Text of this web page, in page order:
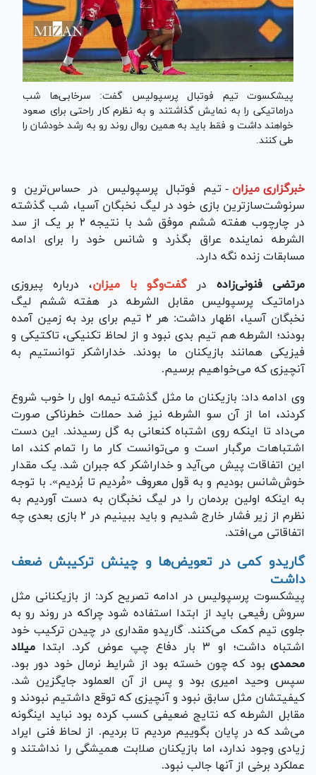
پیشکسوت تیم فوتبال پرسپولیس گفت: سرخابی‌ها شب
دراماتیکی را به نمایش گذاشتند و به نظرم کار راحتی برای صعود
خواهند داشت و فقط باید به همین روال روند رو به رشد خودشان را
طی کنند.
خبرگزاری میزان - تیم فوتبال پرسپولیس در حساس‌ترین و
سرنوشت‌سازترین بازی خود در لیگ نخبگان آسیا، شب گذشته
در چارچوب هفته ششم موفق شد با نتیجه ۲ بر یک از سد
الشرطه نماینده عراق بگذرد و شانس خود را برای ادامه
مسابقات زنده نگه دارد.
مرتضی فنونی‌زاده درگفت‌وگو با میزان، درباره پیروزی
دراماتیک پرسپولیس مقابل الشرطه در هفته ششم لیگ
نخبگان آسیا، اظهار داشت: هر ۲ تیم برای برد به زمین آمده
بودند؛ الشرطه هم تیم بدی نبود و از لحاظ تکنیکی، تاکتیکی و
فیزیکی همانند بازیکنان ما بودند. خداراشکر توانستیم به
آنچیزی که می‌خواهیم برسیم.
وی ادامه داد: بازیکنان ما مثل گذشته نیمه اول را خوب شروع
کردند، اما از آن سو الشرطه نیز ضد حملات خطرناکی صورت
می‌داد تا اینکه روی اشتباه کنعانی به گل رسیدند. این دست
اشتباهات مرگبار است و می‌توانست کار ما را تمام کند، اما
این اتفاقات پیش می‌آید و خداراشکر که جبران شد. یک مقدار
خوش‌شانس بودیم و به قول معروف «مُردیم تا بُردیم». با توجه
به اینکه اولین بردمان را در لیگ نخبگان به دست آوردیم به
نظرم از زیر فشار خارج شدیم و باید ببینیم در ۲ بازی بعدی چه
اتفاقاتی می‌افتد.
گاریدو کمی در تعویض‌ها و چینش ترکیبش ضعف
داشت
پیشکسوت پرسپولیس در ادامه تصریح کرد: از بازیکنانی مثل
سروش رفیعی باید از ابتدا استفاده شود چراکه در روند رو به
جلوی تیم کمک می‌کنند. گاریدو مقداری در چیدن ترکیب خود
اشتباه داشت؛ او ۳ بار دفاع چپ عوض کرد. ابتدا
میلاد
محمدی بود که چون خسته بود از شرایط نرمال خود دور بود.
سپس وحید امیری بود و پس از آن العملود جایگزین شد.
کیفیتشان مثل سابق نبود و آنچیزی که توقع داشتیم نبودند و
مقابل الشرطه که نتایج ضعیفی کسب کرده بود نباید اینگونه
می‌شد که در پایان بگوییم مردیم تا بردیم. از لحاظ فنی ایراد
زیادی وجود ندارد، اما بازیکنان صلابت همیشگی را نداشتند و
عملکرد برخی از آنها جالب نبود.